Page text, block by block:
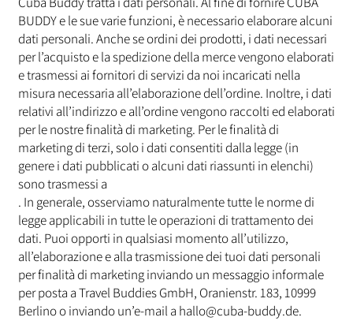
BUDDY e le sue varie funzioni, è necessario elaborare alcuni
dati personali. Anche se ordini dei prodotti, i dati necessari
per l’acquisto e la spedizione della merce vengono elaborati
e trasmessi ai fornitori di servizi da noi incaricati nella
misura necessaria all’elaborazione dell’ordine. Inoltre, i dati
relativi all’indirizzo e all’ordine vengono raccolti ed elaborati
per le nostre finalità di marketing. Per le finalità di
marketing di terzi, solo i dati consentiti dalla legge (in
genere i dati pubblicati o alcuni dati riassunti in elenchi)
sono trasmessi a
. In generale, osserviamo naturalmente tutte le norme di
legge applicabili in tutte le operazioni di trattamento dei
dati. Puoi opporti in qualsiasi momento all’utilizzo,
all’elaborazione e alla trasmissione dei tuoi dati personali
per finalità di marketing inviando un messaggio informale
per posta a Travel Buddies GmbH, Oranienstr. 183, 10999
Berlino o inviando un’e-mail a hallo@cuba-buddy.de.